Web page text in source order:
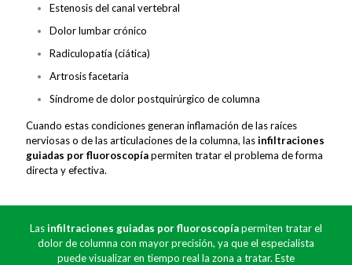
Estenosis del canal vertebral
Dolor lumbar crónico
Radiculopatía (ciática)
Artrosis facetaria
Síndrome de dolor postquirúrgico de columna
Cuando estas condiciones generan inflamación de las raíces
nerviosas o de las articulaciones de la columna, lasinfiltraciones
guiadas por fluoroscopíapermiten tratar el problema de forma
directa y efectiva.
Lasinfiltraciones guiadas por fluoroscopíapermiten tratar el
dolor de columna con mayor precisión, ya que el especialista
puede visualizar en tiempo real la zona a tratar. Este